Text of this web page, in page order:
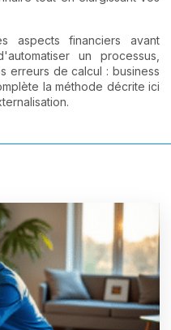
aspects financiers avant
un processus,
erreurs de calcul : business
la méthode décrite ici